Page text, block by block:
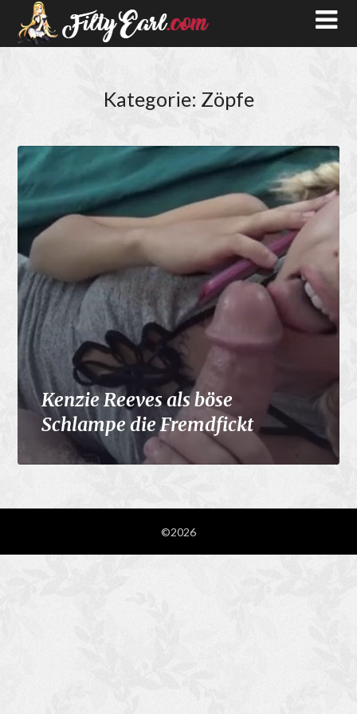
Kategorie: Zöpfe
Kenzie Reeves als böse
Schlampe die Fremdfickt
©2026